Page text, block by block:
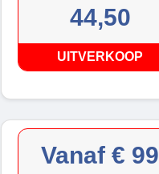
44,50
UITVERKOOP
Vanaf € 99